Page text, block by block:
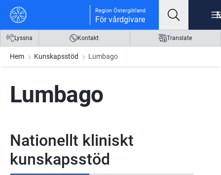
Gå till innehåll
Gå till meny
Gå till sidfot Region Östergötland
För vårdgivare
Lyssna Kontakt Translate
Hem Kunskapsstöd Lumbago
Lumbago
Nationellt kliniskt
kunskapsstöd